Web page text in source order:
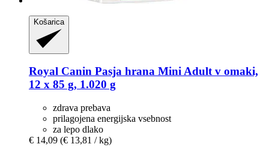
Košarica
Royal Canin Pasja hrana Mini Adult v omaki,
12 x 85 g, 1.020 g
zdrava prebava
prilagojena energijska vsebnost
za lepo dlako
€ 14,09 (€ 13,81 / kg)